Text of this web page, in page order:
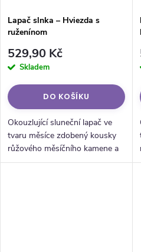
Lapač slnka – Hviezda s
ruženínom
529,90 Kč
Skladem
DO KOŠÍKU
Okouzlující sluneční lapač ve
tvaru měsíce zdobený kousky
růžového měsíčního kamene a
doplněný přívěskem z